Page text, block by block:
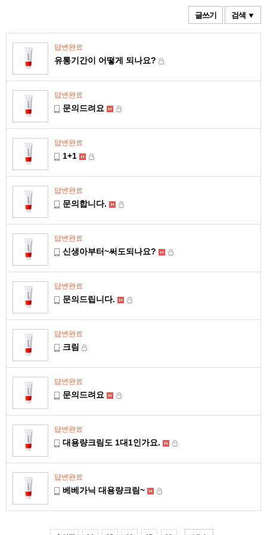
글쓰기 검색 ▼
답변완료
유통기간이 어떻게 되나요?
답변완료
문의드려요
답변완료
1+1
답변완료
문의합니다.
답변완료
신생아부터~써도되나요?
답변완료
문의드립니다.
답변완료
크림
답변완료
문의드려요
답변완료
대용량크림도 1대1인가요.
답변완료
베베가닉 대용량크림~